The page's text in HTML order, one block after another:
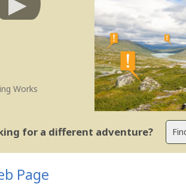
Works
for a different adventure?
Page